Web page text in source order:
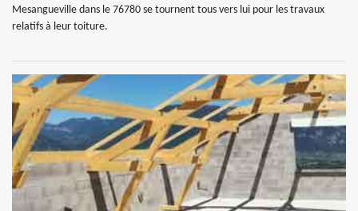
Mesangueville dans le 76780 se tournent tous vers lui pour les travaux
relatifs à leur toiture.